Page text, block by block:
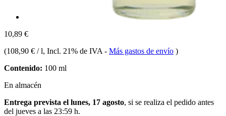
10,89 €
(108,90 € / l, Incl. 21% de IVA - Más gastos de envío )
Contenido: 100 ml
En almacén
Entrega prevista el lunes, 17 agosto, si se realiza el pedido antes
del jueves a las 23:59 h.